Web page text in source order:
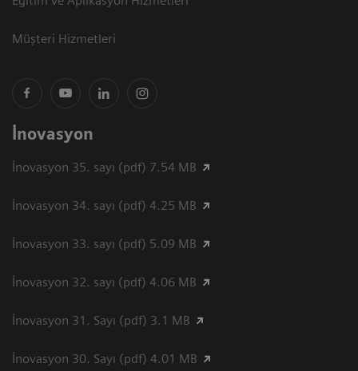
Müşteri Hizmetleri
İnovasyon
İnovasyon 35. sayı (pdf) 7.54 MB
İnovasyon 34. sayı (pdf) 4.25 MB
İnovasyon 33. sayı (pdf) 5.09 MB
İnovasyon 32. sayı (pdf) 4.06 MB
İnovasyon 31. Sayı (pdf) 3.1 MB
İnovasyon 30. Sayı (pdf) 4.01 MB